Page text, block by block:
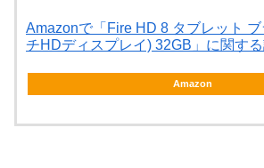
Amazonで「Fire HD 8 タブレット
チHDディスプレイ) 32GB」に関す
Amazon